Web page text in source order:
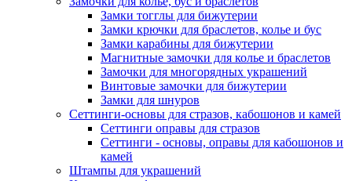
Замки тогглы для бижутерии
Замки крючки для браслетов, колье и бус
Замки карабины для бижутерии
Магнитные замочки для колье и браслетов
Замочки для многорядных украшений
Винтовые замочки для бижутерии
Замки для шнуров
Сеттинги-основы для стразов, кабошонов и камей
Сеттинги оправы для стразов
Сеттинги - основы, оправы для кабошонов и
камей
Штампы для украшений